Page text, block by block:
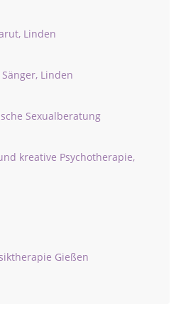
Linden
Linden
Sexualberatung
kreative Psychotherapie,
Gießen